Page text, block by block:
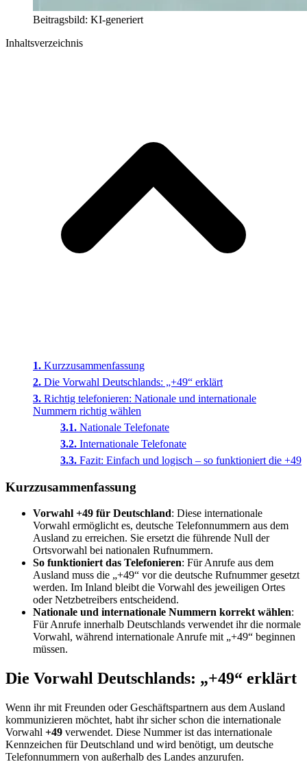
Beitragsbild: KI-generiert
Inhaltsverzeichnis
Kurzzusammenfassung
Die Vorwahl Deutschlands: „+49“ erklärt
Richtig telefonieren: Nationale und internationale
Nummern richtig wählen
Nationale Telefonate
Internationale Telefonate
Fazit: Einfach und logisch – so funktioniert die +49
Kurzzusammenfassung
Vorwahl +49 für Deutschland: Diese internationale
Vorwahl ermöglicht es, deutsche Telefonnummern aus dem
Ausland zu erreichen. Sie ersetzt die führende Null der
Ortsvorwahl bei nationalen Rufnummern.
So funktioniert das Telefonieren: Für Anrufe aus dem
Ausland muss die „+49“ vor die deutsche Rufnummer gesetzt
werden. Im Inland bleibt die Vorwahl des jeweiligen Ortes
oder Netzbetreibers entscheidend.
Nationale und internationale Nummern korrekt wählen:
Für Anrufe innerhalb Deutschlands verwendet ihr die normale
Vorwahl, während internationale Anrufe mit „+49“ beginnen
müssen.
Die Vorwahl Deutschlands: „+49“ erklärt
Wenn ihr mit Freunden oder Geschäftspartnern aus dem Ausland
kommunizieren möchtet, habt ihr sicher schon die internationale
Vorwahl +49 verwendet. Diese Nummer ist das internationale
Kennzeichen für Deutschland und wird benötigt, um deutsche
Telefonnummern von außerhalb des Landes anzurufen.